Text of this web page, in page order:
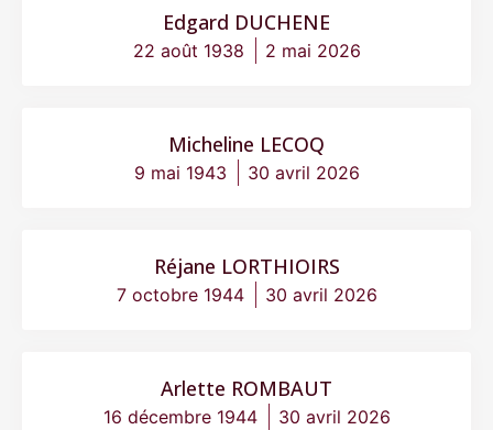
Edgard DUCHENE
22 août 1938 2 mai 2026
Micheline LECOQ
9 mai 1943 30 avril 2026
Réjane LORTHIOIRS
7 octobre 1944 30 avril 2026
Arlette ROMBAUT
16 décembre 1944 30 avril 2026